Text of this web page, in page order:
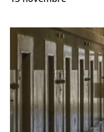
Masques
la
prison
de